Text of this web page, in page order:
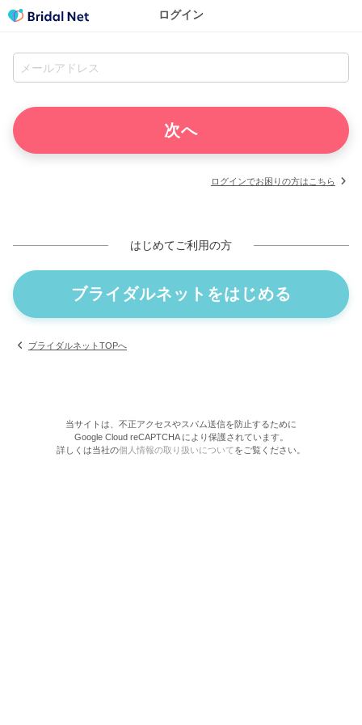
ログイン
ログインでお困りの方はこちら
はじめてご利用の方
ブライダルネットをはじめる
ブライダルネットTOPへ
当サイトは、不正アクセスやスパム送信を防止するために
Google Cloud reCAPTCHA により保護されています。
詳しくは当社の個人情報の取り扱いについてをご覧ください。